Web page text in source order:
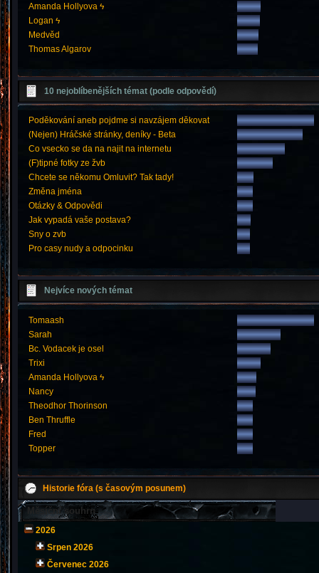
Amanda Hollyova ϟ
Logan ϟ
Medvěd
Thomas Algarov
10 nejoblíbenějších témat (podle odpovědí)
Poděkování aneb pojdme si navzájem děkovat
(Nejen) Hráčské stránky, deníky - Beta
Co vsecko se da na najit na internetu
(F)tipné fotky ze žvb
Chcete se někomu Omluvit? Tak tady!
Změna jména
Otázky & Odpovědi
Jak vypadá vaše postava?
Sny o zvb
Pro casy nudy a odpocinku
Nejvíce nových témat
Tomaash
Sarah
Bc. Vodacek je osel
Trixi
Amanda Hollyova ϟ
Nancy
Theodhor Thorinson
Ben Thruffle
Fred
Topper
Historie fóra (s časovým posunem)
Měsíční souhrn
2026
Srpen 2026
Červenec 2026